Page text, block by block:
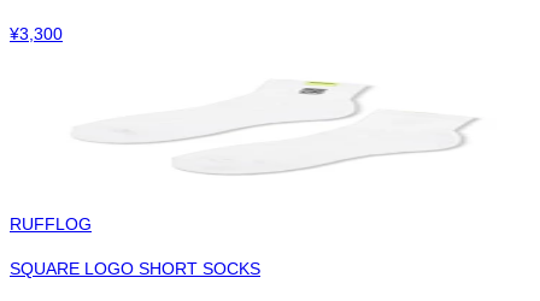
¥3,300
RUFFLOG
SQUARE LOGO SHORT SOCKS